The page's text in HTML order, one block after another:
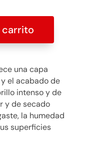
carrito
una capa
el acabado de
intenso y de
y de secado
la humedad
superficies